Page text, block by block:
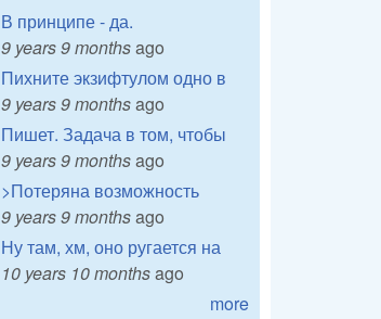
В принципе - да.
9 years 9 monthsago
Пихните экзифтулом одно в
9 years 9 monthsago
Пишет. Задача в том, чтобы
9 years 9 monthsago
>Потеряна возможность
9 years 9 monthsago
Ну там, хм, оно ругается на
10 years 10 monthsago
more